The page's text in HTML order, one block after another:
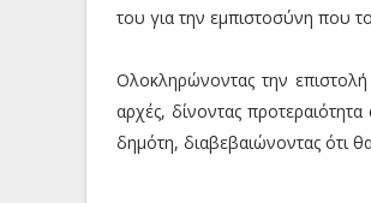
του για την εμπιστοσύνη που
Ολοκληρώνοντας την επιστολή
αρχές, δίνοντας
δημότη, διαβεβαιώνοντας ότι